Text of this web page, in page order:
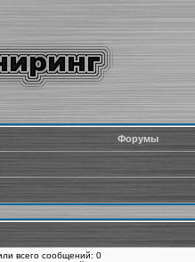
Форумы
всего сообщений: 0